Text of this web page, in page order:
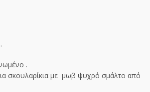
.
σκουλαρίκια με μωβ ψυχρό σμάλτο από